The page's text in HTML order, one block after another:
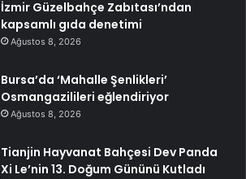
İzmir Güzelbahçe Zabıtası’ndan
kapsamlı gıda denetimi
Ağustos 8, 2026
Bursa’da ‘Mahalle Şenlikleri’
Osmangazilileri eğlendiriyor
Ağustos 8, 2026
Tianjin Hayvanat Bahçesi Dev Panda
Xi Le’nin 13. Doğum Gününü Kutladı